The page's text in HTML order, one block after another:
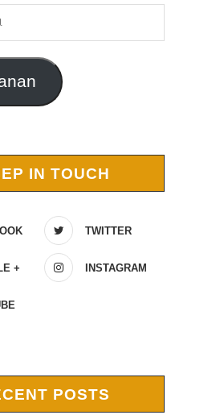
IN TOUCH
TWITTER
+ INSTAGRAM
POSTS